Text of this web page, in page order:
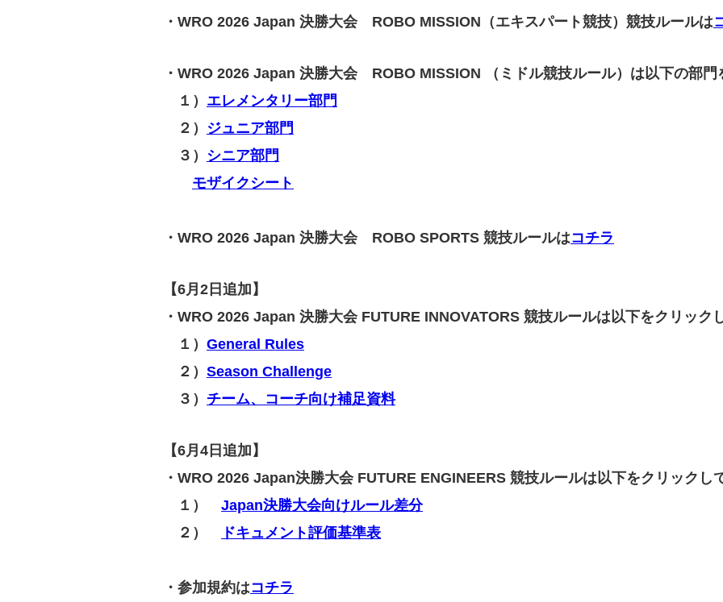
・WRO 2026 Japan 決勝大会 ROBO MISSION（エキスパート競技）競技ルールは
・WRO 2026 Japan 決勝大会 ROBO MISSION （ミドル競技ルール）は以下の部門
‍１） エレメンタリー部門
２） ジュニア部門
３） シニア部門
モザイクシート
・WRO 2026 Japan 決勝大会 ROBO SPORTS 競技ルールはコチラ
【6月2日追加】
・WRO 2026 Japan 決勝大会 FUTURE INNOVATORS 競技ルールは以下をクリック
‍１） General Rules
‍２） Season Challenge
３） チーム、コーチ向け補足資料
‍【6月4日追加】
・WRO 2026 Japan決勝大会 FUTURE ENGINEERS 競技ルールは以下をクリックし
１） Japan決勝大会向けルール差分
２）
ドキュメント評価基準表
・参加規約はコチラ